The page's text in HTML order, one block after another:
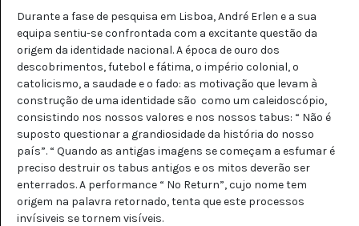
Durante a fase de pesquisa em Lisboa, André Erlen e a sua
equipa sentiu-se confrontada com a excitante questão da
origem da identidade nacional. A época de ouro dos
descobrimentos, futebol e fátima, o império colonial, o
catolicismo, a saudade e o fado: as motivação que levam à
construção de uma identidade são como um caleidoscópio,
consistindo nos nossos valores e nos nossos tabus: “ Não é
suposto questionar a grandiosidade da história do nosso
país”. “ Quando as antigas imagens se começam a esfumar é
preciso destruir os tabus antigos e os mitos deverão ser
enterrados. A performance “ No Return”, cujo nome tem
origem na palavra retornado, tenta que este processos
invísiveis se tornem visíveis.